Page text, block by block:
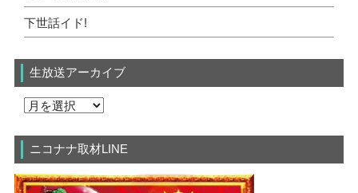
下世話イド!
生放送アーカイブ
ニコナナ取材LINE